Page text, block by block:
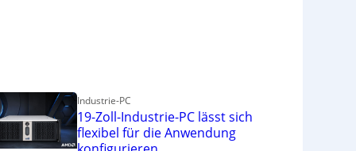
Industrie-PC
19-Zoll-Industrie-PC lässt sich
flexibel für die Anwendung